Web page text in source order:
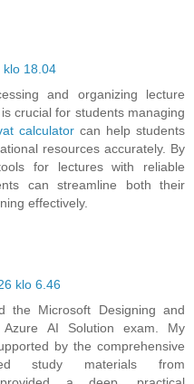
klo 18.04
and organizing lecture
crucial for students managing
calculatorcan help students
resources accurately. By
for lectures with reliable
can streamline both their
effectively.
klo 6.46
the Microsoft Designing and
Azure AI Solution exam. My
by the comprehensive
study materials from